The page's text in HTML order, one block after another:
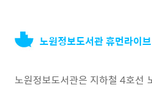
노원정보도서관 휴먼라이
노원정보도서관은 지하철 4호선